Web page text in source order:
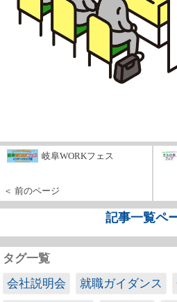
岐阜WORKフェス
＜ 前のページ
記事一覧ペ
タグ一覧
会社説明会
就職ガイダンス